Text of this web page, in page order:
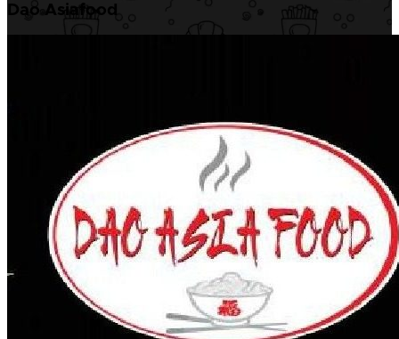
Dao Asiafood